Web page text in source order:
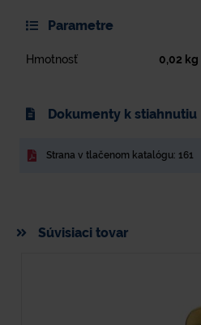
Parametre
Hmotnosť 0,02 kg
Dokumenty k stiahnutiu
Strana v tlačenom katalógu: 161
Súvisiaci tovar